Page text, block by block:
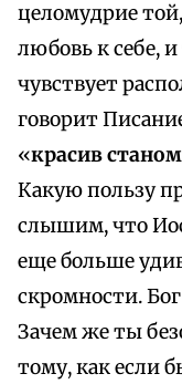
целомудрие
любовь к себе,
чувствует
говорит
«красив
Какую пользу
слышим, что
еще больше
скромности.
Зачем же ты
тому, как если